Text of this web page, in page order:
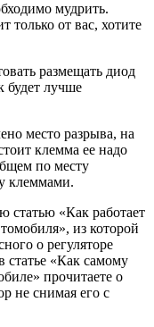
мудрить.
только от вас, хотите
размещать диод
будет лучше
место разрыва, на
клемма ее надо
по месту
клеммами.
статью «Как работает
из которой
о регуляторе
статье «Как самому
прочитаете о
не снимая его с